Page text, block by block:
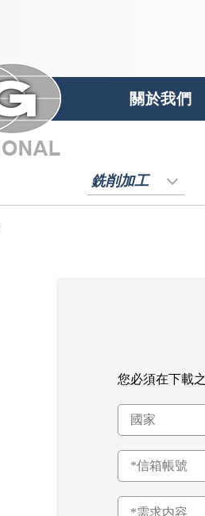
關於我們
銑削加工
您必須在下載